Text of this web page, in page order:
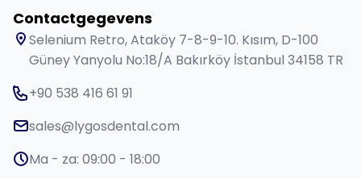
Contactgegevens
Selenium Retro, Ataköy 7-8-9-10. Kısım, D-100
Güney Yanyolu No:18/A Bakırköy İstanbul 34158 TR
+90 538 416 61 91
sales@lygosdental.com
Ma - za: 09:00 - 18:00